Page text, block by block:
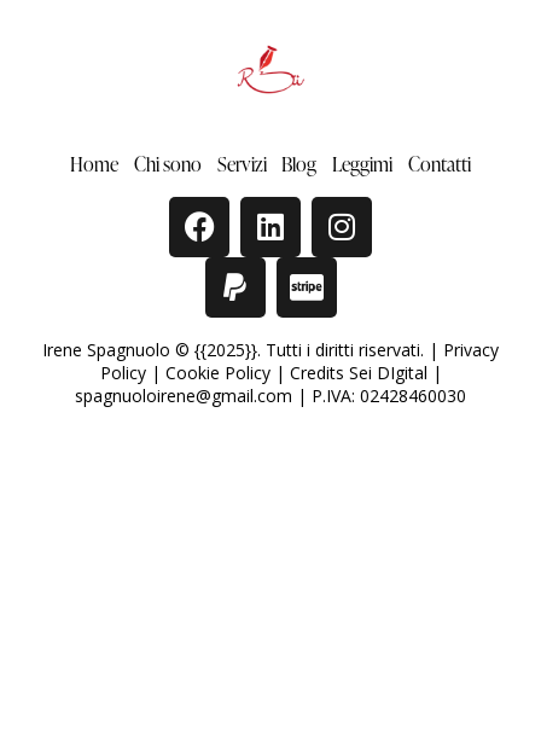
Home Chi sono Servizi Blog Leggimi Contatti
Irene Spagnuolo © {{2025}}. Tutti i diritti riservati. | Privacy
Policy| Cookie Policy| Credits Sei DIgital |
spagnuoloirene@gmail.com | P.IVA: 02428460030